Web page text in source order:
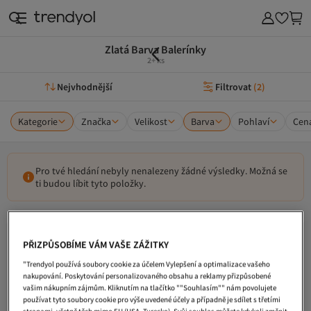
Zlatá Barva Balerínky
2+ ks
Nejvhodnější Filtrovat (2)
Kategorie Značka Velikost Barva Pohlaví
Pro tvé hledání nebyly nenalezeny žádné výsledky. Možná se
ti budou líbit tyto položky.
PŘIZPŮSOBÍME VÁM VAŠE ZÁŽITKY
"Trendyol používá soubory cookie za účelem Vylepšení a optimalizace vašeho
nakupování. Poskytování personalizovaného obsahu a reklamy přizpůsobené
vašim nákupním zájmům. Kliknutím na tlačítko ""Souhlasím"" nám povolujete
používat tyto soubory cookie pro výše uvedené účely a případně je sdílet s třetími